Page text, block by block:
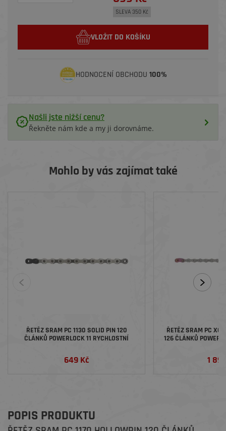
SLEVA 350 Kč
VLOŽIT DO KOŠÍKU
HODNOCENÍ OBCHODU 100%
Našli jste nižší cenu?
Řekněte nám kde a my ji dorovnáme.
Mohlo by vás zajímat také
ŘETĚZ SRAM PC 1130 SOLID PIN 120
ČLÁNKŮ POWERLOCK 11 RYCHLOSTNÍ
649 Kč
ŘETĚZ SRAM PC X01 EAGLE HOLLOWPIN
126 ČLÁNKŮ
1
POPIS PRODUKTU